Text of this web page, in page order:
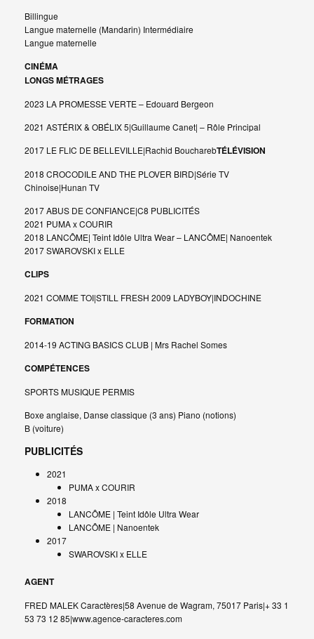
Billingue
Langue maternelle (Mandarin) Intermédiaire
Langue maternelle
CINÉMA
LONGS MÉTRAGES
2023 LA PROMESSE VERTE – Edouard Bergeon
2021 ASTÉRIX & OBÉLIX 5|Guillaume Canet| – Rôle Principal
2017 LE FLIC DE BELLEVILLE|Rachid BoucharebTÉLÉVISION
2018 CROCODILE AND THE PLOVER BIRD|Série TV
Chinoise|Hunan TV
2017 ABUS DE CONFIANCE|C8 PUBLICITÉS
2021 PUMA x COURIR
2018 LANCÔME| Teint Idôle Ultra Wear – LANCÔME| Nanoentek
2017 SWAROVSKI x ELLE
CLIPS
2021 COMME TOI|STILL FRESH 2009 LADYBOY|INDOCHINE
FORMATION
2014-19 ACTING BASICS CLUB | Mrs Rachel Somes
COMPÉTENCES
SPORTS MUSIQUE PERMIS
Boxe anglaise, Danse classique (3 ans) Piano (notions)
B (voiture)
PUBLICITÉS
2021
PUMA x COURIR
2018
LANCÔME | Teint Idôle Ultra Wear
LANCÔME | Nanoentek
2017
SWAROVSKI x ELLE
AGENT
FRED MALEK Caractères|58 Avenue de Wagram, 75017 Paris|+ 33 1
53 73 12 85|www.agence-caracteres.com